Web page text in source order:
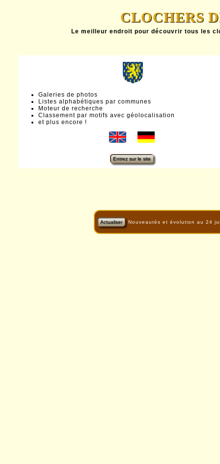
CLOCHERS
Le meilleur endroit pour découvrir tous les
Galeries de photos
Listes alphabétiques par communes
Moteur de recherche
Classement par motifs avec géolocalisation
et plus encore !
Actualiser Nouveautés et évolution au 24